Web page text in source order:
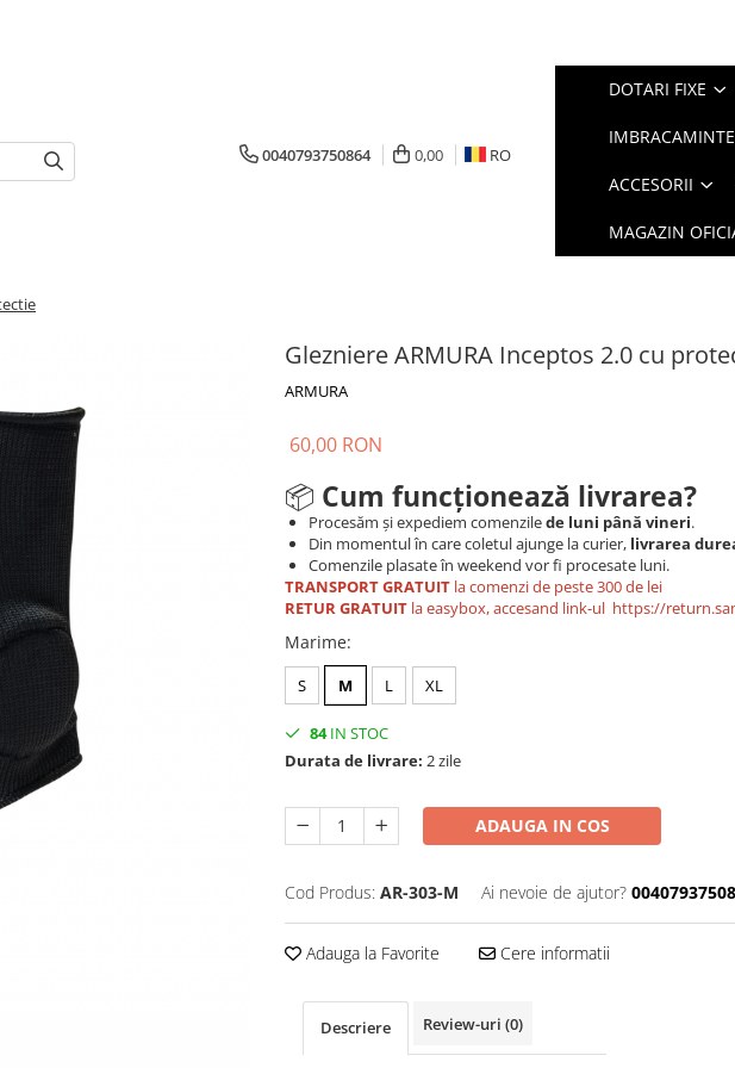
0040793750864 0,00 RO
DOTARI FIXE
IMBRACAMINTE
ACCESORII
MAGAZIN
Glezniere ARMURA Inceptos 2.0 cu
ARMURA
60,00 RON
📦 Cum funcționează livrarea?
Procesăm și expediem comenzilede luni până vineri.
Din momentul în care coletul ajunge la curier, livrarea
Comenzile plasate în weekend vor fi procesate luni.
TRANSPORT GRATUIT la comenzi de peste 300 de lei
RETUR GRATUIT la easybox, accesand link-ul https://
Marime:
S M L XL
84IN STOC
Durata de livrare: 2 zile
ADAUGA IN COS
Cod Produs: AR-303-M Ai nevoie de ajutor?
Adauga la Favorite Cere informatii
Descriere Review-uri (0)